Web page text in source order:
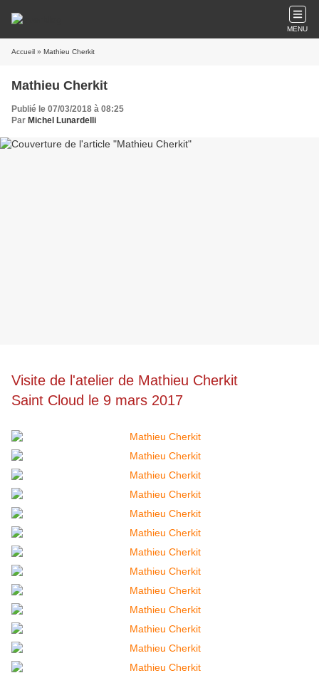
MENU
Accueil » Mathieu Cherkit
Mathieu Cherkit
Publié le 07/03/2018 à 08:25
Par Michel Lunardelli
Visite de l'atelier de Mathieu Cherkit
Saint Cloud le 9 mars 2017